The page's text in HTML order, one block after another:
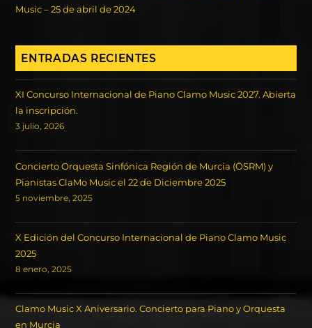
Music – 25 de abril de 2024
ENTRADAS RECIENTES
XI Concurso Internacional de Piano Clamo Music 2027. Abierta
la inscripción.
3 julio, 2026
Concierto Orquesta Sinfónica Región de Murcia (ÖSRM) y
Pianistas ClaMo Music el 22 de Diciembre 2025
5 noviembre, 2025
X Edición del Concurso Internacional de Piano Clamo Music
2025
8 enero, 2025
Clamo Music X Aniversario. Concierto para Piano y Orquesta
en Murcia